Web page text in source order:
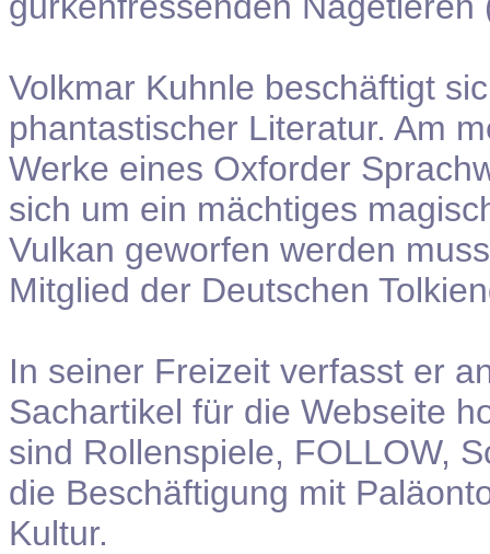
Volkmar Kuhnle beschäftigt
phantastischer Literatur. Am
Werke eines Oxforder
sich um ein mächtiges
Vulkan geworfen werden
Mitglied der Deutschen
In seiner Freizeit verfasst er
Sachartikel für die Webseite
sind Rollenspiele, FOLLOW,
die Beschäftigung mit
Kultur.